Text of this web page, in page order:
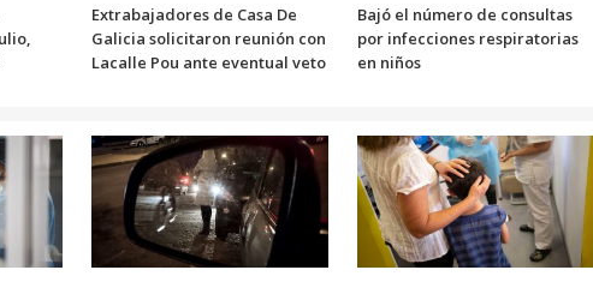
Extrabajadores de Casa De
Galicia solicitaron reunión con
Lacalle Pou ante eventual veto
Bajó el número de consultas
por infecciones respiratorias
en niños